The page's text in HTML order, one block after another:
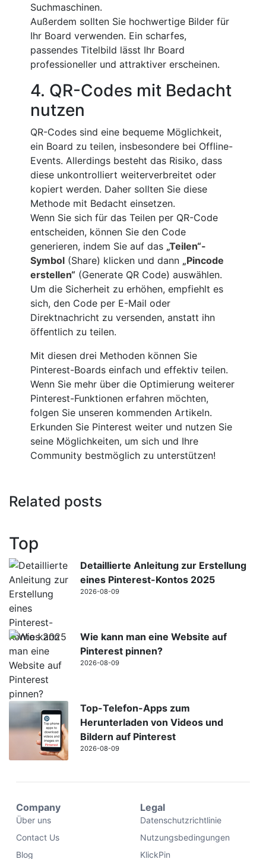
Suchmaschinen.
Außerdem sollten Sie hochwertige Bilder für
Ihr Board verwenden. Ein scharfes,
passendes Titelbild lässt Ihr Board
professioneller und attraktiver erscheinen.
4. QR-Codes mit Bedacht
nutzen
QR-Codes sind eine bequeme Möglichkeit,
ein Board zu teilen, insbesondere bei Offline-
Events. Allerdings besteht das Risiko, dass
diese unkontrolliert weiterverbreitet oder
kopiert werden. Daher sollten Sie diese
Methode mit Bedacht einsetzen.
Wenn Sie sich für das Teilen per QR-Code
entscheiden, können Sie den Code
generieren, indem Sie auf das „Teilen“-
Symbol (Share) klicken und dann „Pincode
erstellen“ (Generate QR Code) auswählen.
Um die Sicherheit zu erhöhen, empfiehlt es
sich, den Code per E-Mail oder
Direktnachricht zu versenden, anstatt ihn
öffentlich zu teilen.
Mit diesen drei Methoden können Sie
Pinterest-Boards einfach und effektiv teilen.
Wenn Sie mehr über die Optimierung weiterer
Pinterest-Funktionen erfahren möchten,
folgen Sie unseren kommenden Artikeln.
Erkunden Sie Pinterest weiter und nutzen Sie
seine Möglichkeiten, um sich und Ihre
Community bestmöglich zu unterstützen!
Related posts
Top
Detaillierte Anleitung zur Erstellung
eines Pinterest-Kontos 2025
2026-08-09
Wie kann man eine Website auf
Pinterest pinnen?
2026-08-09
Top-Telefon-Apps zum
Herunterladen von Videos und
Bildern auf Pinterest
2026-08-09
Company
Über uns
Contact Us
Blog
Legal
Datenschutzrichtlinie
Nutzungsbedingungen
KlickPin